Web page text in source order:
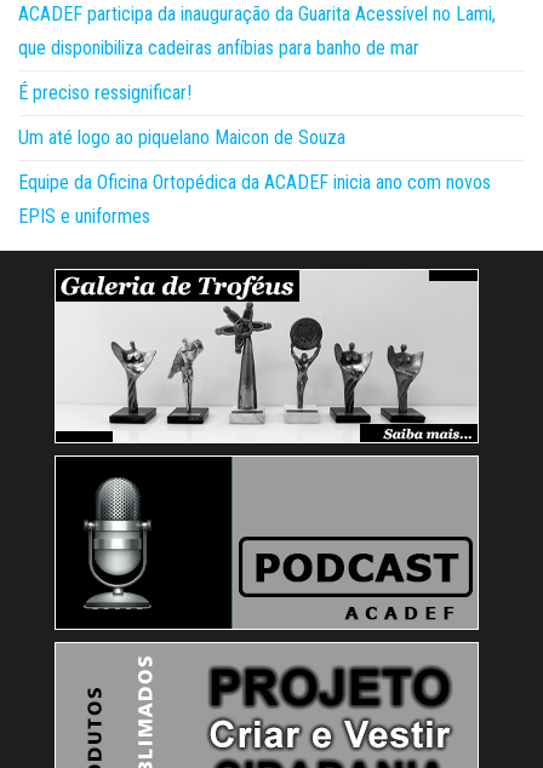
ACADEF participa da inauguração da Guarita Acessível no Lami,
que disponibiliza cadeiras anfíbias para banho de mar
É preciso ressignificar!
Um até logo ao piquelano Maicon de Souza
Equipe da Oficina Ortopédica da ACADEF inicia ano com novos
EPIS e uniformes